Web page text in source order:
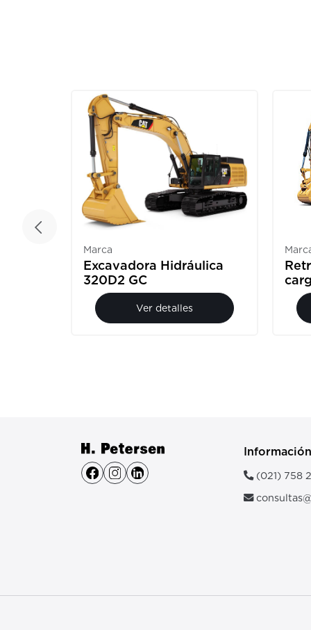
Marca
Excavadora Hidráulica
320D2 GC
Ver detalles
Información
(021) 758